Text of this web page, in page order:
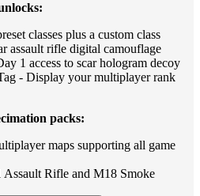
classes plus a custom class
assault rifle digital camouflage
1 access to scar hologram decoy
- Display your multiplayer rank
packs:
maps supporting all game
Rifle and M18 Smoke